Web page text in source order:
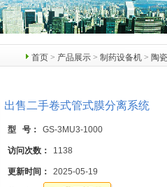
首页 > 产品展示 > 制药设备机 > 陶
出售二手卷式管式膜分离系统
型 号： GS-3MU3-1000
访问次数： 1138
更新时间： 2025-05-19